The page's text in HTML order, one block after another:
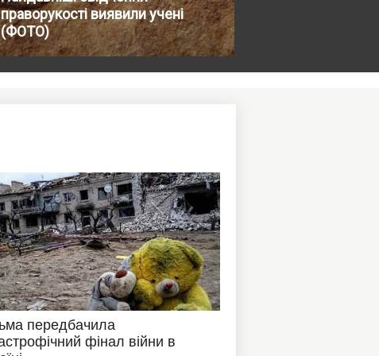
праворукості виявили учені
(ФОТО)